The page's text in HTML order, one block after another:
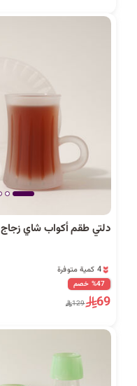
دلتي طقم أكواب شاي زجاج 12 قطعة، أبيض
29 مشاهدة مؤخراً
4 كمية متوفرة
29 مشاهدة مؤخراً
%47 خصم
69
129